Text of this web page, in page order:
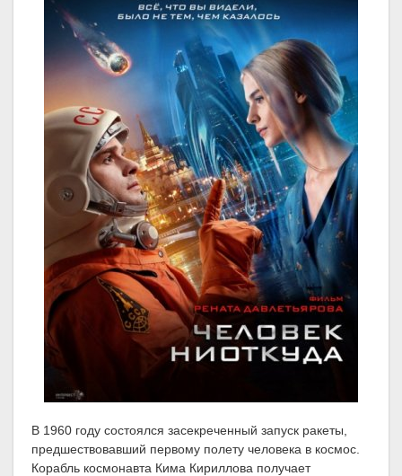
В 1960 году состоялся засекреченный запуск ракеты,
предшествовавший первому полету человека в космос.
Корабль космонавта Кима Кириллова получает